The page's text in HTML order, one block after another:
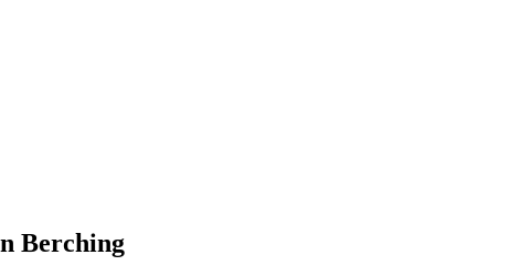
Berching